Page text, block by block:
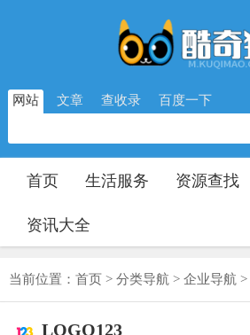
网站 文章 查收录 百度一下
首页 生活服务 资源查找
资讯大全
当前位置： 首页 > 分类导航 > 企业导航 >
LOGO123